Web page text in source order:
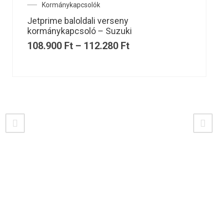
Kormánykapcsolók
Jetprime baloldali verseny
kormánykapcsoló – Suzuki
108.900 Ft – 112.280 Ft